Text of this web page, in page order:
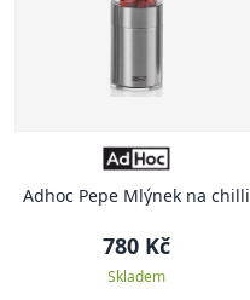
Adhoc Pepe Mlýnek na chilli
780 Kč
Skladem